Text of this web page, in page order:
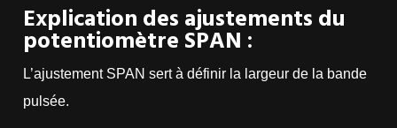
Explication des ajustements du
potentiomètre SPAN :
L’ajustement SPAN sert à définir la largeur de la bande
pulsée.